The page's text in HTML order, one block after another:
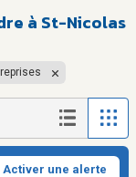
à St-Nicolas
Activer une alerte